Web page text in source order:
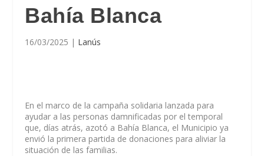
Bahía Blanca
16/03/2025 | Lanús
En el marco de la campaña solidaria lanzada para
ayudar a las personas damnificadas por el temporal
que, días atrás, azotó a Bahía Blanca, el Municipio ya
envió la primera partida de donaciones para aliviar la
situación de las familias.